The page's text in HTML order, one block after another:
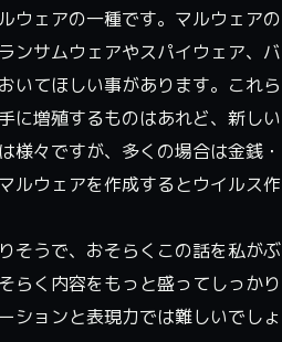
ウェアの一種です。マルウェアの
ンサムウェアやスパイウェア、バ
いてほしい事があります。これら
に増殖するものはあれど、新しい
様々ですが、多くの場合は金銭・
ルウェアを作成するとウイルス作
そうで、おそらくこの話を私がぶ
らく内容をもっと盛ってしっかり
ションと表現力では難しいでしょ